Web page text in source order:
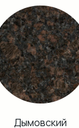
Дымовский